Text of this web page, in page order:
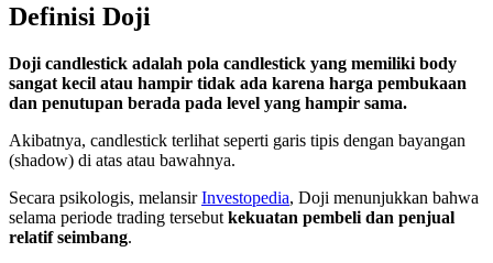
Definisi Doji
Doji candlestick adalah pola candlestick yang memiliki body
sangat kecil atau hampir tidak ada karena harga pembukaan
dan penutupan berada pada level yang hampir sama.
Akibatnya, candlestick terlihat seperti garis tipis dengan bayangan
(shadow) di atas atau bawahnya.
Secara psikologis, melansirInvestopedia, Doji menunjukkan bahwa
selama periode trading tersebut kekuatan pembeli dan penjual
relatif seimbang.